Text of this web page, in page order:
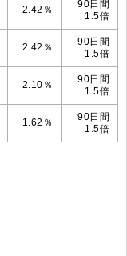
2.42％
90日間
1.5倍
2.42％
90日間
1.5倍
2.10％
90日間
1.5倍
1.62％
90日間
1.5倍